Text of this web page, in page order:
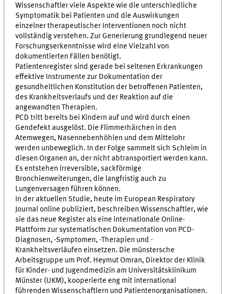
Wissenschaftler viele Aspekte wie die unterschiedliche
Symptomatik bei Patienten und die Auswirkungen
einzelner therapeutischer Interventionen noch nicht
vollständig verstehen. Zur Generierung grundlegend neuer
Forschungserkenntnisse wird eine Vielzahl von
dokumentierten Fällen benötigt.
Patientenregister sind gerade bei seltenen Erkrankungen
effektive Instrumente zur Dokumentation der
gesundheitlichen Konstitution der betroffenen Patienten,
des Krankheitsverlaufs und der Reaktion auf die
angewandten Therapien.
PCD tritt bereits bei Kindern auf und wird durch einen
Gendefekt ausgelöst. Die Flimmerhärchen in den
Atemwegen, Nasennebenhöhlen und dem Mittelohr
werden unbeweglich. In der Folge sammelt sich Schleim in
diesen Organen an, der nicht abtransportiert werden kann.
Es entstehen irreversible, sackförmige
Bronchienweiterungen, die langfristig auch zu
Lungenversagen führen können.
In der aktuellen Studie, heute im European Respiratory
Journal online publiziert, beschreiben Wissenschaftler, wie
sie das neue Register als eine internationale Online-
Plattform zur systematischen Dokumentation von PCD-
Diagnosen, -Symptomen, -Therapien und -
Krankheitsverläufen einsetzen. Die münstersche
Arbeitsgruppe um Prof. Heymut Omran, Direktor der Klinik
für Kinder- und Jugendmedizin am Universitätsklinikum
Münster (UKM), kooperierte eng mit international
führenden Wissenschaftlern und Patientenorganisationen.